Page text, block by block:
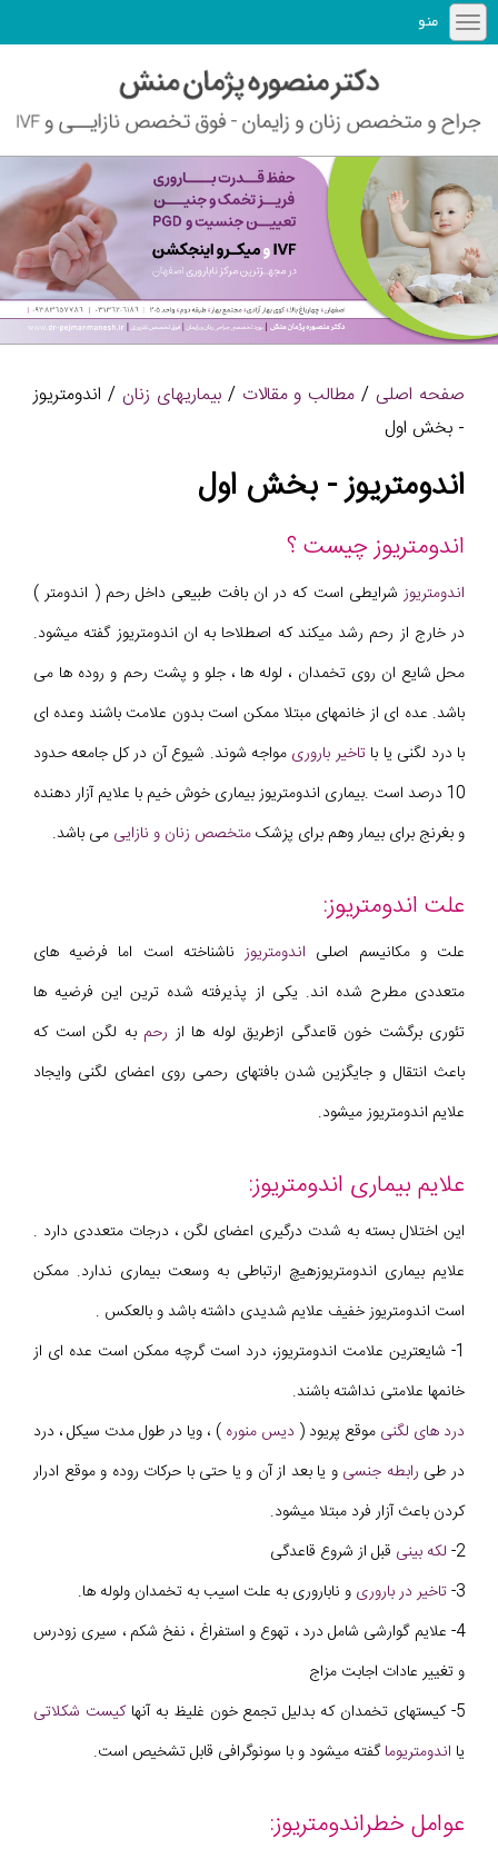
منو
صفحه اصلی / مطالب و مقالات /بیماریهای زنان / اندومتریوز
- بخش اول
اندومتریوز - بخش اول
اندومتریوز چیست ؟
اندومتریوز شرایطی است که در ان بافت طبیعی داخل رحم ( اندومتر )
در خارج از رحم رشد میکند که اصطلاحا به ان اندومتریوز گفته میشود.
محل شایع ان روی تخمدان ، لوله ها ، جلو و پشت رحم و روده ها می
باشد. عده ای از خانمهای مبتلا ممکن است بدون علامت باشند وعده ای
با درد لگنی یا باتاخیر باروری مواجه شوند. شیوع آن در کل جامعه حدود
10 درصد است .بیماری اندومتریوز بیماری خوش خیم با علایم آزار دهنده
و بغرنج برای بیمار وهم برای پزشکمتخصص زنان و نازایی می باشد.
علت اندومتریوز:
علت و مکانیسم اصلی اندومتریوزناشناخته است اما فرضیه های
متعددی مطرح شده اند. یکی از پذیرفته شده ترین این فرضیه ها
تئوری برگشت خون قاعدگی ازطریق لوله ها از رحمبه لگن است که
باعث انتقال و جایگزین شدن بافتهای رحمی روی اعضای لگنی وایجاد
علایم اندومتریوز میشود.
علایم بیماری اندومتریوز:
این اختلال بسته به شدت درگیری اعضای لگن ، درجات متعددی دارد .
علایم بیماری اندومتریوزهیچ ارتباطی به وسعت بیماری ندارد. ممکن
است اندومتریوز خفیف علایم شدیدی داشته باشد و بالعکس .
1- شایعترین علامت اندومتریوز، درد است گرچه ممکن است عده ای از
خانمها علامتی نداشته باشند.
درد های لگنی موقع پریود ( دیس منوره ) ، ویا در طول مدت سیکل ، درد
در طی رابطه جنسیو یا بعد از آن و یا حتی با حرکات روده و موقع ادرار
کردن باعث آزار فرد مبتلا میشود.
2- لکه بینی قبل از شروع قاعدگی
3- تاخیر در باروری و ناباروری به علت اسیب به تخمدان ولوله ها.
4- علایم گوارشی شامل درد ، تهوع و استفراغ ، نفخ شکم ، سیری زودرس
و تغییر عادات اجابت مزاج
5- کیستهای تخمدان که بدلیل تجمع خون غلیظ به آنها
کیست شکلاتی
یا اندومتریوماگفته میشود و با سونوگرافی قابل تشخیص است.
عوامل خطراندومتریوز: